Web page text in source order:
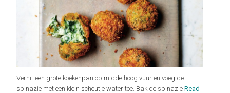
Verhit een grote koekenpan op middelhoog vuur en voeg de
spinazie met een klein scheutje water toe. Bak de spinazieRead